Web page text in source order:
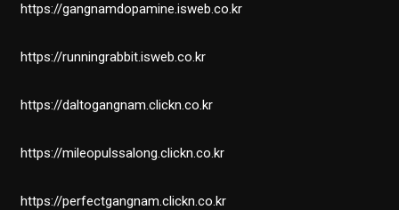
https://gangnamdopamine.isweb.co.kr
https://runningrabbit.isweb.co.kr
https://daltogangnam.clickn.co.kr
https://mileopulssalong.clickn.co.kr
https://perfectgangnam.clickn.co.kr